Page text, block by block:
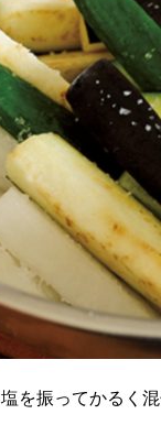
を振ってかるく